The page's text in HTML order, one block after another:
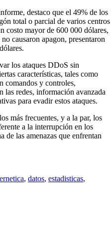
destaco que el 49% de los
total o parcial de varios centros
costo mayor de 600 000 dólares,
causaron apagon, presentaron
los ataques DDoS sin
características, tales como
comandos y controles,
las redes, información avanzada
para evadir estos ataques.
más frecuentes, y a la par, los
a la interrupción en los
de las amenazas que enfrentan
, datos, estadisticas,